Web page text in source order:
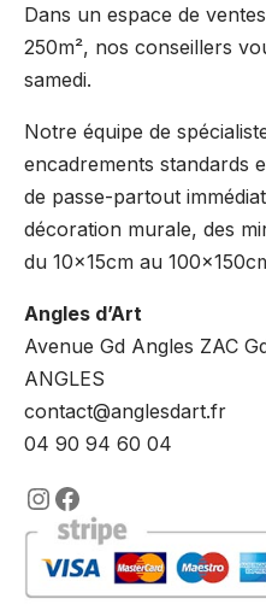
Dans un espace de
250m², nos conseillers
samedi.
Notre équipe de
encadrements standards
de passe-partout
décoration murale, des
du 10x15cm au
Angles d’Art
Avenue Gd Angles ZAC
ANGLES
contact@anglesdart.fr
04 90 94 60 04
https://
https://